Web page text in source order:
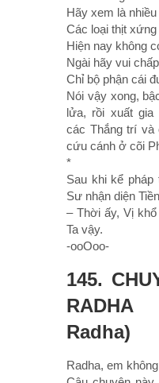
Hãy xem là nhiều
Các loại thịt xứng
Hiện nay không
Ngài hãy vui
Chỉ bộ phận cái
Nói vậy xong,
lửa, rồi xuất
các Thắng trí và
cứu cánh ở cõi
*
Sau khi kể pháp
Sư nhận diện
– Thời ấy, Vị
Ta vậy.
-ooOoo-
145.
Radha)
Radha, em